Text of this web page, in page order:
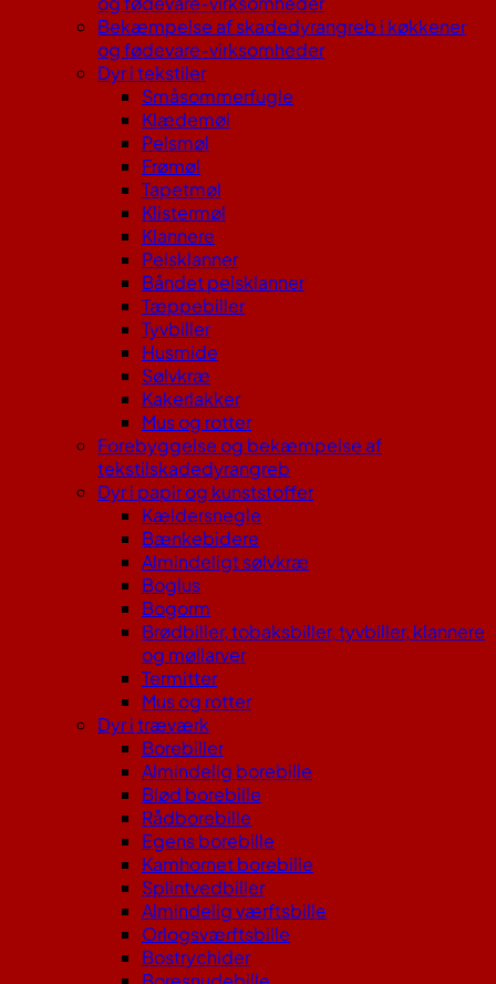
Bekæmpelse af skadedyrangreb i køkkener
og fødevare-virksomheder
Dyr i tekstiler
Småsommerfugle
Klædemøl
Pelsmøl
Frømøl
Tapetmøl
Klistermøl
Klannere
Pelsklanner
Båndet pelsklanner
Tæppebiller
Tyvbiller
Husmide
Sølvkræ
Kakerlakker
Mus og rotter
Forebyggelse og bekæmpelse af
tekstilskadedyrangreb
Dyr i papir og kunststoffer
Kældersnegle
Bænkebidere
Almindeligt sølvkræ
Boglus
Bogorm
Brødbiller, tobaksbiller, tyvbiller, klannere
og møllarver
Termitter
Mus og rotter
Dyr i træværk
Borebiller
Almindelig borebille
Blød borebille
Rådborebille
Egens borebille
Kamhornet borebille
Splintvedbiller
Almindelig værftsbille
Orlogsværftsbille
Bostrychider